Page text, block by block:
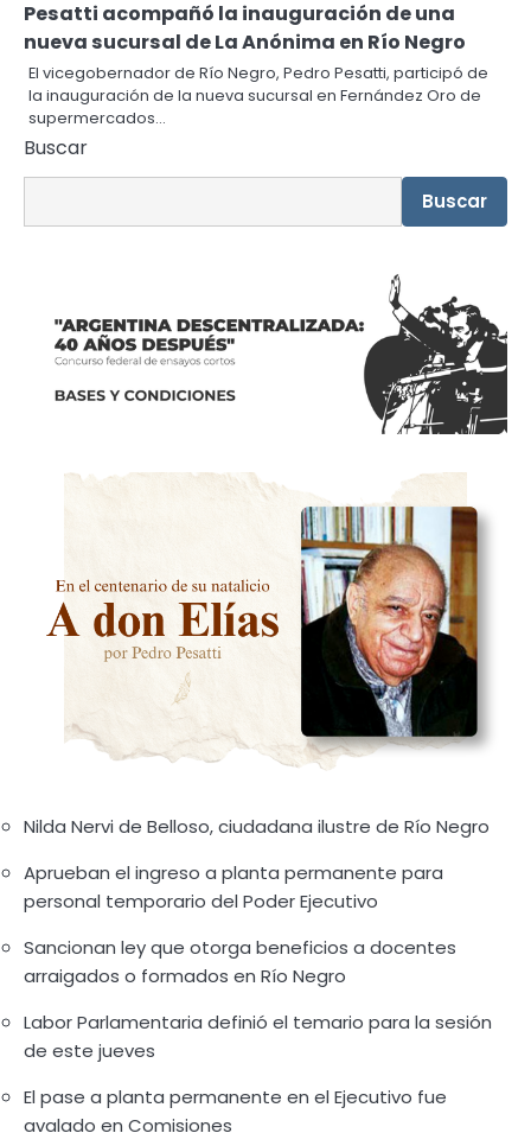
Pesatti acompañó la inauguración de una
nueva sucursal de La Anónima en Río Negro
El vicegobernador de Río Negro, Pedro Pesatti, participó de
la inauguración de la nueva sucursal en Fernández Oro de
supermercados…
Buscar
Buscar
Nilda Nervi de Belloso, ciudadana ilustre de Río Negro
Aprueban el ingreso a planta permanente para
personal temporario del Poder Ejecutivo
Sancionan ley que otorga beneficios a docentes
arraigados o formados en Río Negro
Labor Parlamentaria definió el temario para la sesión
de este jueves
El pase a planta permanente en el Ejecutivo fue
avalado en Comisiones